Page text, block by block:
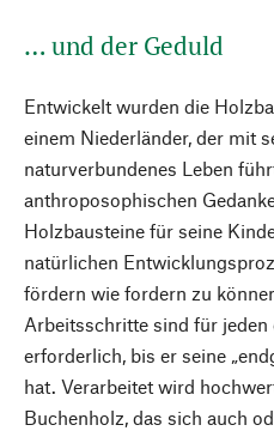
… und der Geduld
Entwickelt wurden die
einem Niederländer, der mit
naturverbundenes Leben
anthroposophischen
Holzbausteine für seine
natürlichen
fördern wie fordern zu
Arbeitsschritte sind für jeden
erforderlich, bis er seine
hat. Verarbeitet wird
Buchenholz, das sich auch